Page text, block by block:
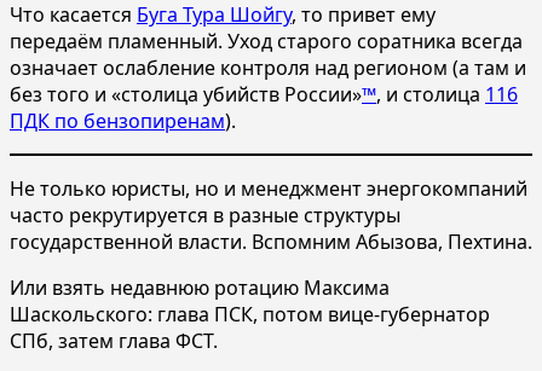
Что касается Буга Тура Шойгу, то привет ему
передаём пламенный. Уход старого соратника всегда
означает ослабление контроля над регионом (а там и
без того и «столица убийств России»™, и столица 116
ПДК по бензопиренам).
Не только юристы, но и менеджмент энергокомпаний
часто рекрутируется в разные структуры
государственной власти. Вспомним Абызова, Пехтина.
Или взять недавнюю ротацию Максима
Шаскольского: глава ПСК, потом вице-губернатор
СПб, затем глава ФСТ.